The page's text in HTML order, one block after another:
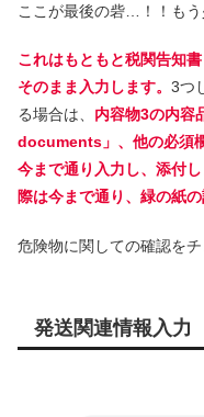
ここが最後の砦…！！もう
これはもともと税関告知
そのまま入力します。 3つ
る場合は、 内容物3の内
documents」、他の必須
今まで通り入力し、添付
際は今まで通り、緑の紙
危険物に関しての確認をチ
発送関連情報入力